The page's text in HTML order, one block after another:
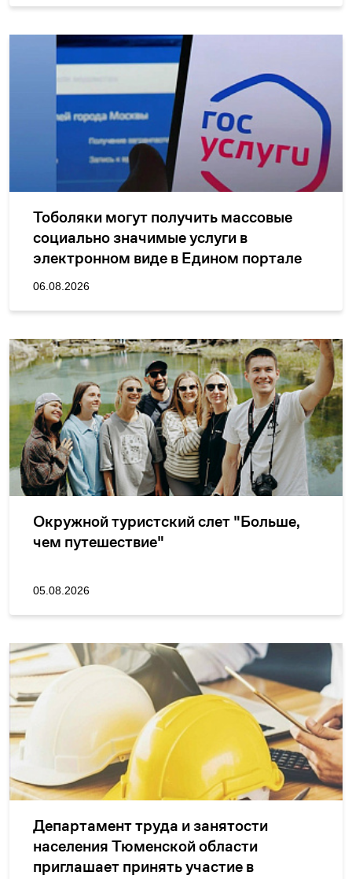
Тоболяки могут получить массовые
социально значимые услуги в
электронном виде в Едином портале
госуслуг
06.08.2026
Окружной туристский слет "Больше,
чем путешествие"
05.08.2026
Департамент труда и занятости
населения Тюменской области
приглашает принять участие в